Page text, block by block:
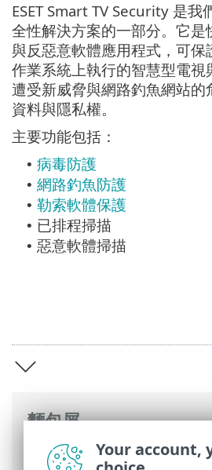
麵包屑
ESET 線上說明>ESET
ESET Smart TV Security 是
全性解決方案的一部分。它是
與反惡意軟體應用程式，可
作業系統上執行的智慧型電視
遭受新威脅與網路釣魚網站的
資料與隱私權。
主要功能包括：
• 病毒防護
• 網路釣魚防護
• 勒索軟體保護
• 已排程掃描
• 惡意軟體掃描
Your account,